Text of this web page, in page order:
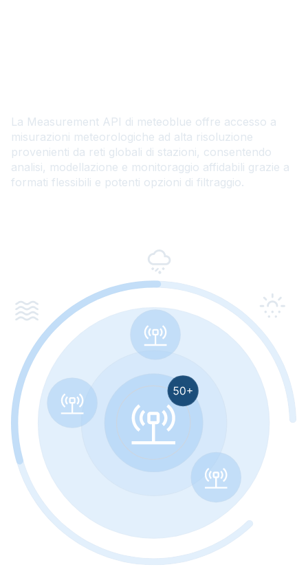
La Measurement API di meteoblue offre accesso a
misurazioni meteorologiche ad alta risoluzione
provenienti da reti globali di stazioni, consentendo
analisi, modellazione e monitoraggio affidabili grazie a
formati flessibili e potenti opzioni di filtraggio.